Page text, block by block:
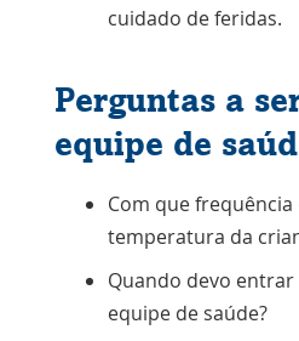
cuidado de feridas.
Perguntas a
equipe de
Com que
temperatura da
Quando devo
equipe de saúde?